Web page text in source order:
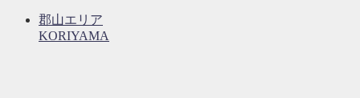
郡山エリア
KORIYAMA